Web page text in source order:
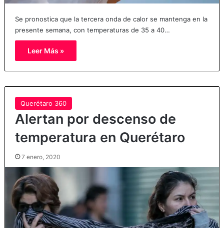
Se pronostica que la tercera onda de calor se mantenga en la
presente semana, con temperaturas de 35 a 40…
Leer Más »
Querétaro 360
Alertan por descenso de
temperatura en Querétaro
7 enero, 2020